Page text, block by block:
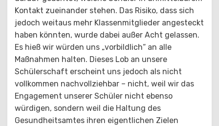
Kontakt zueinander stehen. Das Risiko, dass sich
jedoch weitaus mehr Klassenmitglieder angesteckt
haben könnten, wurde dabei außer Acht gelassen.
Es hieß wir würden uns „vorbildlich“ an alle
Maßnahmen halten. Dieses Lob an unsere
Schülerschaft erscheint uns jedoch als nicht
vollkommen nachvollziehbar – nicht, weil wir das
Engagement unserer Schüler nicht ebenso
würdigen, sondern weil die Haltung des
Gesundheitsamtes ihren eigentlichen Zielen